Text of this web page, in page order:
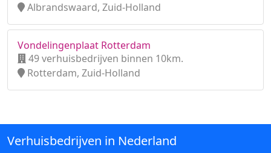
Albrandswaard, Zuid-Holland
Vondelingenplaat Rotterdam
49 verhuisbedrijven binnen 10km.
Rotterdam, Zuid-Holland
Verhuisbedrijven in Nederland